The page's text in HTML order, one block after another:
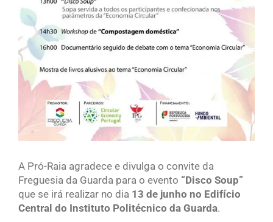
A Pró-Raia agradece e divulga o convite da
Freguesia da Guarda para o evento “Disco Soup”
que se irá realizar no dia 13 de junho no Edifício
Central do Instituto Politécnico da Guarda.